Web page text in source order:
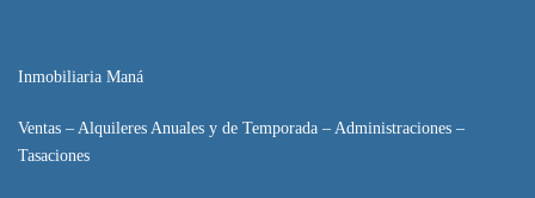
Inmobiliaria Maná
Ventas – Alquileres Anuales y de Temporada – Administraciones –
Tasaciones